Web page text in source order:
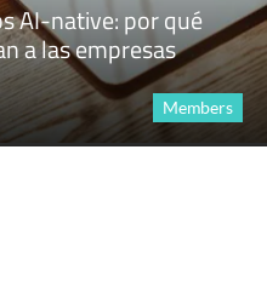
AI-native: por qué
a las empresas
Members